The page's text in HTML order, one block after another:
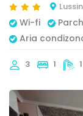
Wi-fi
Aria
3 1 1